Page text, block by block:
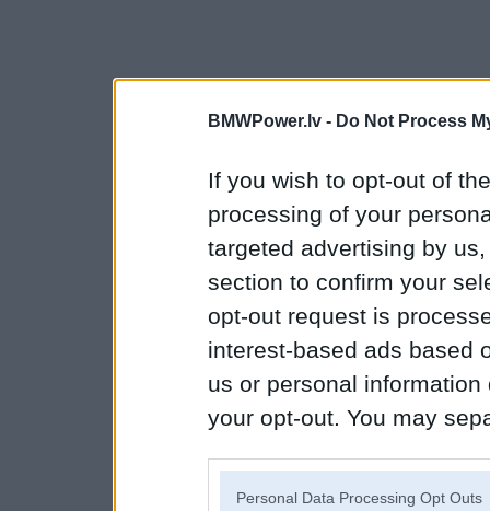
BMWPower.lv - Do Not Process
If you wish to opt-out of
processing of your
targeted advertising by
section to confirm your
opt-out request is
interest-based ads based
us or personal
your opt-out. You may
Personal Data Processing Opt Outs